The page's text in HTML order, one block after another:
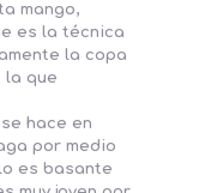
mango,
es la técnica
la copa
la que
hace en
por medio
es basante